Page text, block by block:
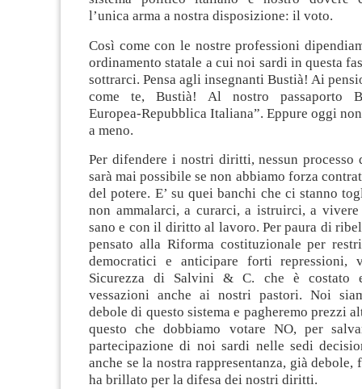
l’unica arma a nostra disposizione: il voto.
Così come con le nostre professioni
ordinamento statale a cui noi sardi in questa
sottrarci. Pensa agli insegnanti Bustià! Ai
come te, Bustià! Al nostro passaporto
Europea-Repubblica Italiana”. Eppure oggi
a meno.
Per difendere i nostri diritti, nessun processo
sarà mai possibile se non abbiamo forza
del potere. E’ su quei banchi che ci stanno
non ammalarci, a curarci, a istruirci, a
sano e con il diritto al lavoro. Per paura di
pensato alla Riforma costituzionale per
democratici e anticipare forti repressioni,
Sicurezza di Salvini & C. che è costato
vessazioni anche ai nostri pastori. Noi
debole di questo sistema e pagheremo prezzi
questo che dobbiamo votare NO, per
partecipazione di noi sardi nelle sedi
anche se la nostra rappresentanza, già debole,
ha brillato per la difesa dei nostri diritti.